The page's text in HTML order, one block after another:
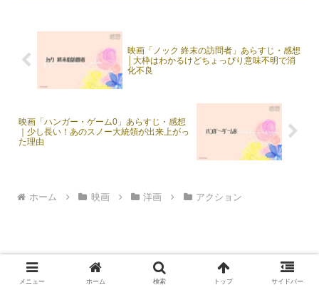
あるバートの祖先ハイラム・ガンマー。
演じるのはマイケル・グロスです。とて
も面白かった！
映画「ノック 終末の訪問者」あらすじ・感想
│大枠はわかるけどちょっぴり意味不明で消
化不良
映画「ハンガー・ゲーム0」あらすじ・感想
｜少し長い！あのスノー大統領が出来上がっ
た理由
ホーム 映画 洋画 アクション
メニュー ホーム 検索 トップ サイドバー